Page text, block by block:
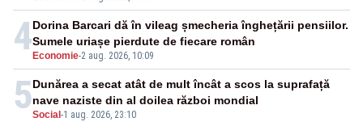
4 Economie-2 aug. 2026, 10:09
Dorina Barcari dă în vileag șmecheria înghețării pensiilor.
Sumele uriașe pierdute de fiecare român
5Social -1 aug. 2026, 23:10
Dunărea a secat atât de mult încât a scos la suprafață
nave naziste din al doilea război mondial